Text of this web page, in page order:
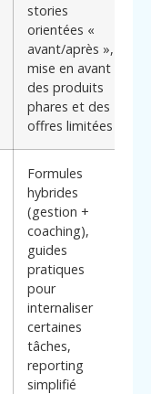
stories
orientées «
avant/après »,
mise en avant
des produits
phares et des
offres limitées
Formules
hybrides
(gestion +
coaching),
guides
pratiques
pour
internaliser
certaines
tâches,
reporting
simplifié